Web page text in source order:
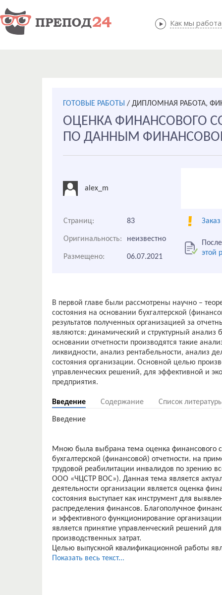
Как мы
Как мы
ГОТОВЫЕ РАБОТЫ / ДИПЛОМНАЯ РАБОТА,
ОЦЕНКА ФИНАНСОВОГО
ПО ДАННЫМ
alex_m
Страниц: 83
Оригинальность: неизвестно
этой
Размещено: 06.07.2021
В первой главе были рассмотрены научно –
состояния на основании бухгалтерской
результатов полученных организацией за
являются: динамический и структурный анализ
основании отчетности производятся такие
ликвидности, анализ рентабельности, анализ
состояния организации. Основной целью
управленческих решений, для эффективной и
Введение Содержание Список
Введение
Мною была выбрана тема оценка финансового
бухгалтерской (финансовой) отчетности. на
трудовой реабилитации инвалидов по зрению
ООО «ЧЦСТР ВОС»). Данная тема является
деятельности организации является оценка
состояния выступает как инструмент для
распределения финансов. Благополучное
и эффективного функционирование
является принятие управленческий решений
производственных затрат.
Целью выпускной квалификационной работы
знаний и применение научных методов
Показать весь текст...